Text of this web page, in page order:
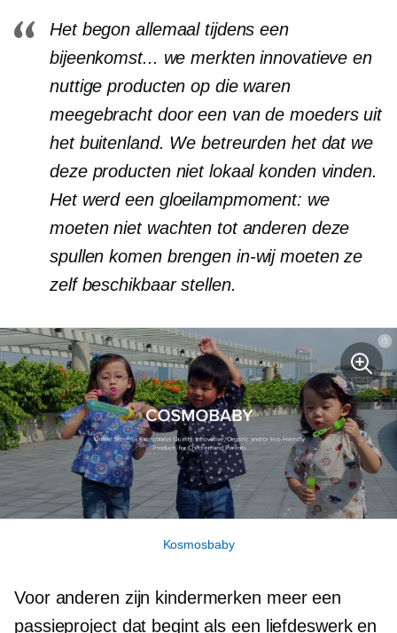
Het begon allemaal tijdens een
bijeenkomst... we merkten innovatieve en
nuttige producten op die waren
meegebracht door een van de moeders uit
het buitenland. We betreurden het dat we
deze producten niet lokaal konden vinden.
Het werd een gloeilampmoment: we
moeten niet wachten tot anderen deze
spullen komen brengen in-wijmoeten ze
zelf beschikbaar stellen.
Kosmosbaby
Voor anderen zijn kindermerken meer een
passieproject dat begint als een liefdeswerk en